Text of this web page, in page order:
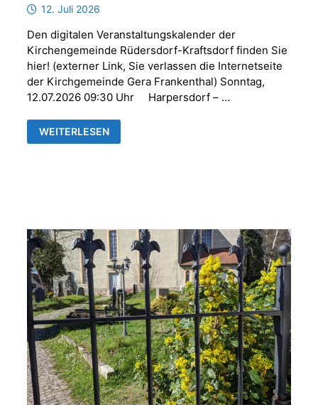
12. Juli 2026
Den digitalen Veranstaltungskalender der
Kirchengemeinde Rüdersdorf-Kraftsdorf finden Sie
hier! (externer Link, Sie verlassen die Internetseite
der Kirchgemeinde Gera Frankenthal) Sonntag,
12.07.2026 09:30 Uhr Harpersdorf – …
GOTTESDIENSTE
&
WEITERLESEN